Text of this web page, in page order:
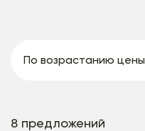
8 предложений
По возрастанию цены